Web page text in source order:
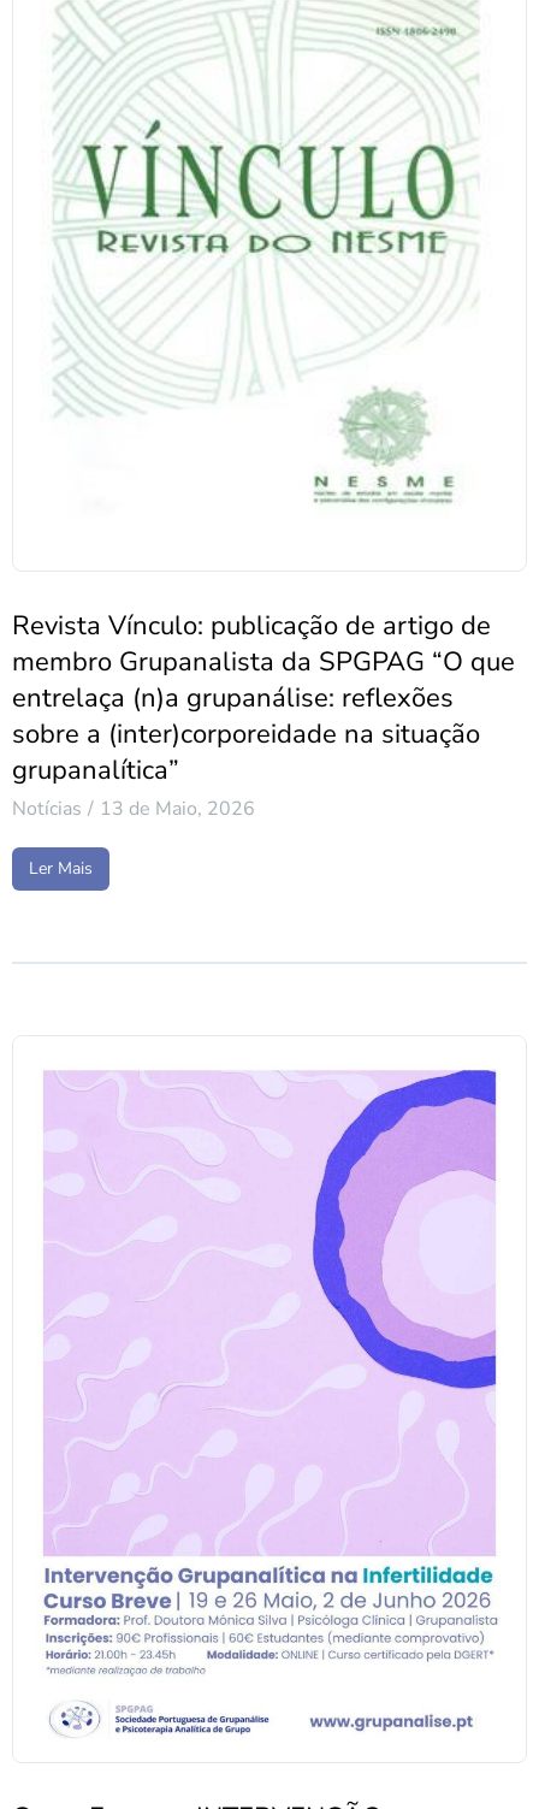
Revista Vínculo: publicação de artigo de
membro Grupanalista da SPGPAG “O que
entrelaça (n)a grupanálise: reflexões
sobre a (inter)corporeidade na situação
grupanalítica”
Notícias 13 de Maio, 2026
Ler Mais